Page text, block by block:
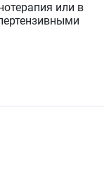
или в
так и